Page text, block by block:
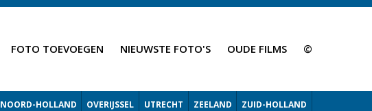
FOTO TOEVOEGEN NIEUWSTE FOTO'S OUDE FILMS ©
NOORD-HOLLAND OVERIJSSEL UTRECHT ZEELAND ZUID-HOLLAND